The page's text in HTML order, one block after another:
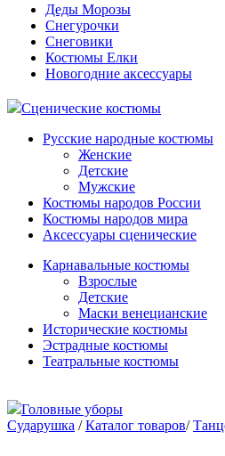
Деды Морозы
Снегурочки
Снеговики
Костюмы Елки
Новогодние аксессуары
Сценические костюмы
Русские народные костюмы
Женские
Детские
Мужские
Костюмы народов России
Костюмы народов мира
Аксессуары сценические
Карнавальные костюмы
Взрослые
Детские
Маски венецианские
Исторические костюмы
Эстрадные костюмы
Театральные костюмы
Головные уборы
Сударушка / Каталог товаров/